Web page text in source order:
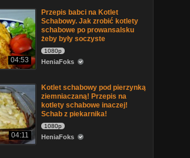
04:53
Przepis babci na Kotlet
Schabowy. Jak zrobić kotlety
schabowe po prowansalsku
żeby były soczyste
1080p
HeniaFoks
04:11
Kotlet schabowy pod pierzynką
ziemniaczaną! Przepis na
kotlety schabowe inaczej!
Schab z piekarnika!
1080p
HeniaFoks